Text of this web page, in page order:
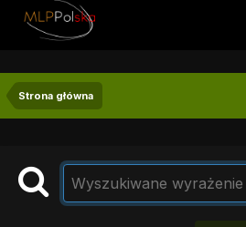
Strona główna